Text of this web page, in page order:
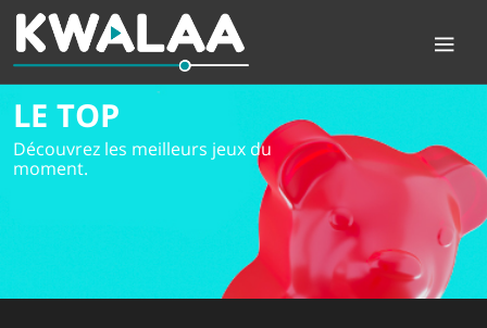
LE TOP
Découvrez les meilleurs jeux du
moment.